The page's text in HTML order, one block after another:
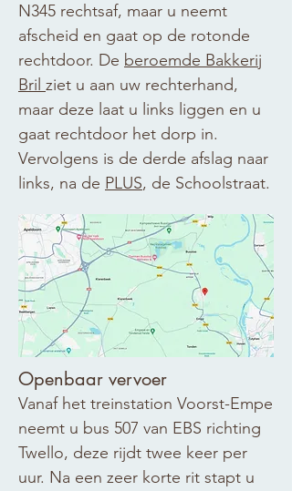
N345 rechtsaf, maar u neemt
afscheid en gaat op de rotonde
rechtdoor. De beroemde Bakkerij
Bril ziet u aan uw rechterhand,
maar deze laat u links liggen en u
gaat rechtdoor het dorp in.
Vervolgens is de derde afslag naar
links, na de PLUS, de Schoolstraat.​​
​Openbaar vervoer
Vanaf het treinstation Voorst-Empe
neemt u bus 507 van EBS richting
Twello, deze rijdt twee keer per
uur. Na een zeer korte rit stapt u